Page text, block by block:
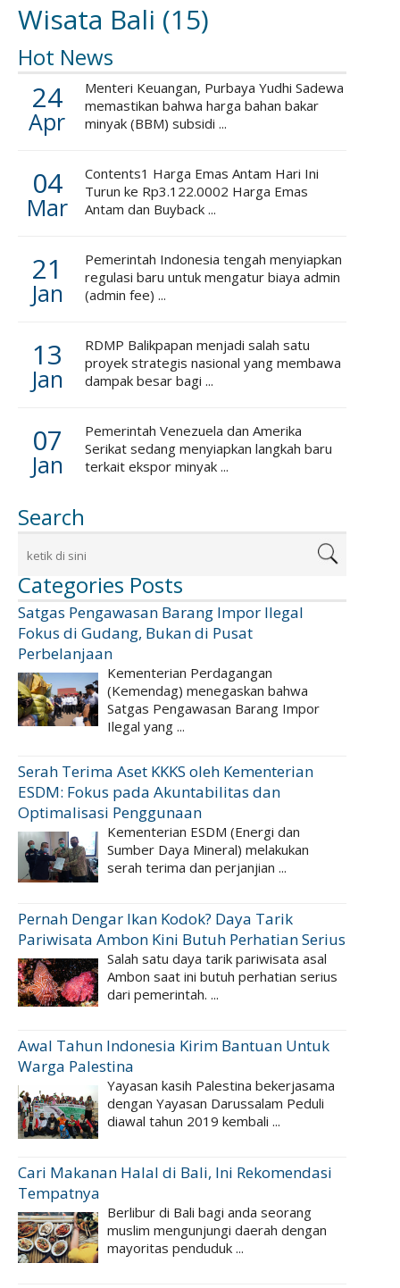
Wisata Bali (15)
Hot News
24
Apr
Menteri Keuangan, Purbaya Yudhi Sadewa
memastikan bahwa harga bahan bakar
minyak (BBM) subsidi ...
04
Mar
Contents1 Harga Emas Antam Hari Ini
Turun ke Rp3.122.0002 Harga Emas
Antam dan Buyback ...
21
Jan
Pemerintah Indonesia tengah menyiapkan
regulasi baru untuk mengatur biaya admin
(admin fee) ...
13
Jan
RDMP Balikpapan menjadi salah satu
proyek strategis nasional yang membawa
dampak besar bagi ...
07
Jan
Pemerintah Venezuela dan Amerika
Serikat sedang menyiapkan langkah baru
terkait ekspor minyak ...
Search
Categories Posts
Satgas Pengawasan Barang Impor Ilegal
Fokus di Gudang, Bukan di Pusat
Perbelanjaan
Kementerian Perdagangan
(Kemendag) menegaskan bahwa
Satgas Pengawasan Barang Impor
Ilegal yang ...
Serah Terima Aset KKKS oleh Kementerian
ESDM: Fokus pada Akuntabilitas dan
Optimalisasi Penggunaan
Kementerian ESDM (Energi dan
Sumber Daya Mineral) melakukan
serah terima dan perjanjian ...
Pernah Dengar Ikan Kodok? Daya Tarik
Pariwisata Ambon Kini Butuh Perhatian Serius
Salah satu daya tarik pariwisata asal
Ambon saat ini butuh perhatian serius
dari pemerintah. ...
Awal Tahun Indonesia Kirim Bantuan Untuk
Warga Palestina
Yayasan kasih Palestina bekerjasama
dengan Yayasan Darussalam Peduli
diawal tahun 2019 kembali ...
Cari Makanan Halal di Bali, Ini Rekomendasi
Tempatnya
Berlibur di Bali bagi anda seorang
muslim mengunjungi daerah dengan
mayoritas penduduk ...